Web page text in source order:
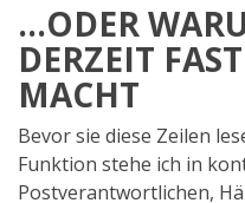
…ODER
DERZEIT
MACHT
Bevor sie diese Zeilen
Funktion stehe ich in
Postverantwortlichen,